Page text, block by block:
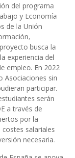
del programa
y Economía
de la Unión
busca la
experiencia del
empleo. En 2022
Asociaciones sin
participar.
serán
a través de
por la
costes salariales
necesaria.